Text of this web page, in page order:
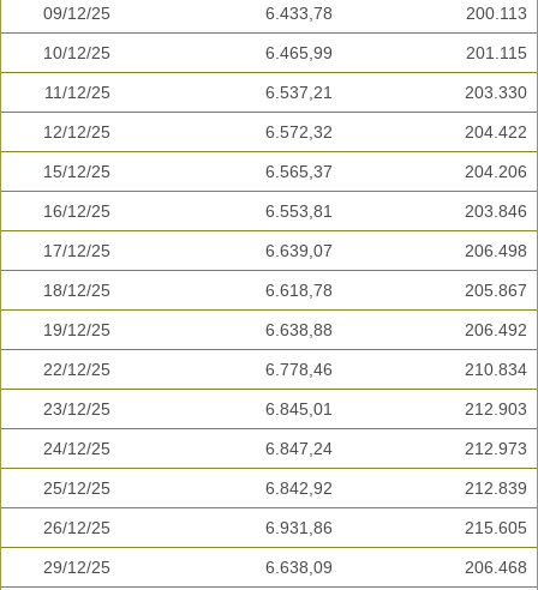
09/12/25 6.433,78 200.113
10/12/25 6.465,99 201.115
11/12/25 6.537,21 203.330
12/12/25 6.572,32 204.422
15/12/25 6.565,37 204.206
16/12/25 6.553,81 203.846
17/12/25 6.639,07 206.498
18/12/25 6.618,78 205.867
19/12/25 6.638,88 206.492
22/12/25 6.778,46 210.834
23/12/25 6.845,01 212.903
24/12/25 6.847,24 212.973
25/12/25 6.842,92 212.839
26/12/25 6.931,86 215.605
29/12/25 6.638,09 206.468